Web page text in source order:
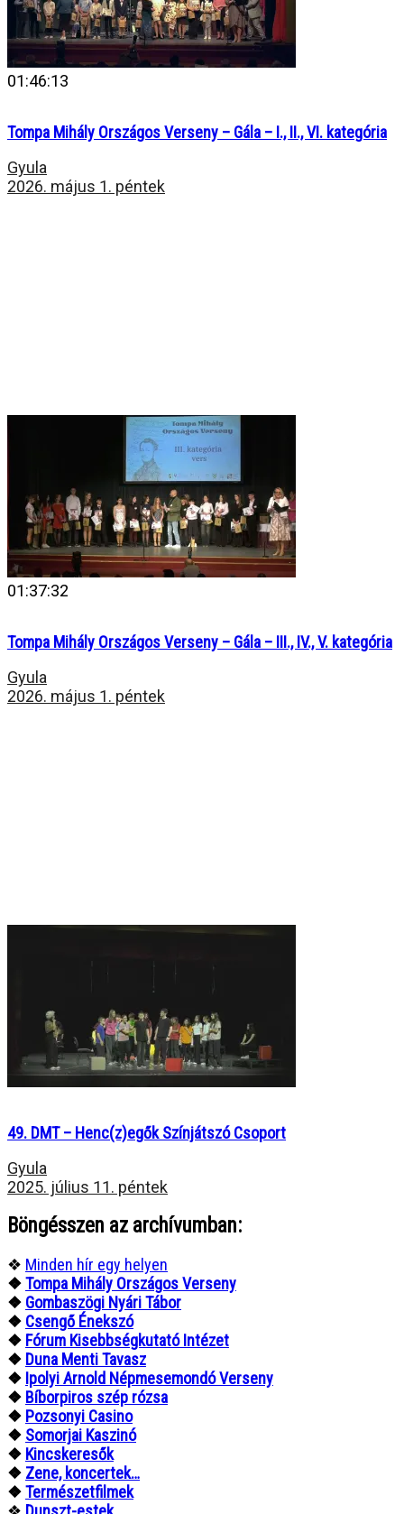
01:46:13
Tompa Mihály Országos Verseny – Gála – I., II., VI. kategória
Gyula
2026. május 1. péntek
01:37:32
Tompa Mihály Országos Verseny – Gála – III., IV., V. kategória
Gyula
2026. május 1. péntek
49. DMT – Henc(z)egők Színjátszó Csoport
Gyula
2025. július 11. péntek
Böngésszen az archívumban:
❖ Minden hír egy helyen
❖Tompa Mihály Országos Verseny
❖ Gombaszögi Nyári Tábor
❖ Csengő Énekszó
❖ Fórum Kisebbségkutató Intézet
❖ Duna Menti Tavasz
❖ Ipolyi Arnold Népmesemondó Verseny
❖ Bíborpiros szép rózsa
❖ Pozsonyi Casino
❖ Somorjai Kaszinó
❖ Kincskeresők
❖ Zene, koncertek…
❖Természetfilmek